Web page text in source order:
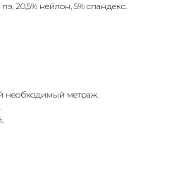
20,5% нейлон, 5% спандекс.
необходимый метраж.